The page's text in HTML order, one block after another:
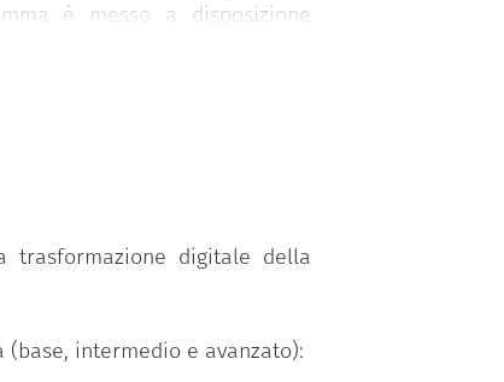
è messo a disposizione
in funzione della
di verifica delle competenze
trasformazione digitale della
intermedio e avanzato):